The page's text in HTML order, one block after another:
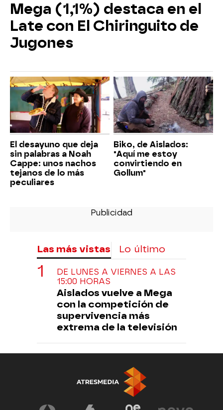
Mega (1,1%) destaca en el
Late con El Chiringuito de
Jugones
El desayuno que deja
sin palabras a Noah
Cappe: unos nachos
tejanos de lo más
peculiares
Biko, de Aislados:
"Aquí me estoy
convirtiendo en
Gollum"
Las más vistas Lo último
DE LUNES A VIERNES A LAS
15:00 HORAS
Aislados vuelve a Mega
con la competición de
supervivencia más
extrema de la televisión